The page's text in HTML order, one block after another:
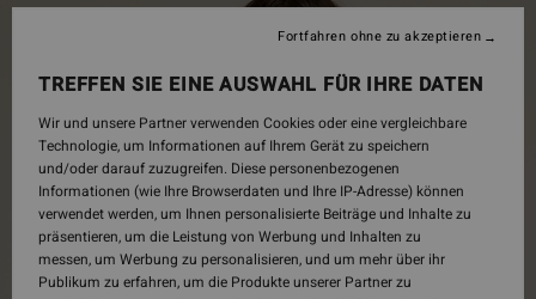
TREFFEN SIE EINE AUSWAHL FÜR IHRE DATEN
Wir und unsere Partner verwenden Cookies oder eine vergleichbare
Technologie, um Informationen auf Ihrem Gerät zu speichern
und/oder darauf zuzugreifen. Diese personenbezogenen
Informationen (wie Ihre Browserdaten und Ihre IP-Adresse) können
verwendet werden, um Ihnen personalisierte Beiträge und Inhalte zu
präsentieren, um die Leistung von Werbung und Inhalten zu
messen, um Werbung zu personalisieren, und um mehr über ihr
Publikum zu erfahren, um die Produkte unserer Partner zu
Fortfahren ohne zu akzeptieren